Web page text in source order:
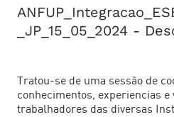
_JP_15_05_2024 -
Tratou-se de uma sessão de
conhecimentos, experiencias e
trabalhadores das diversas